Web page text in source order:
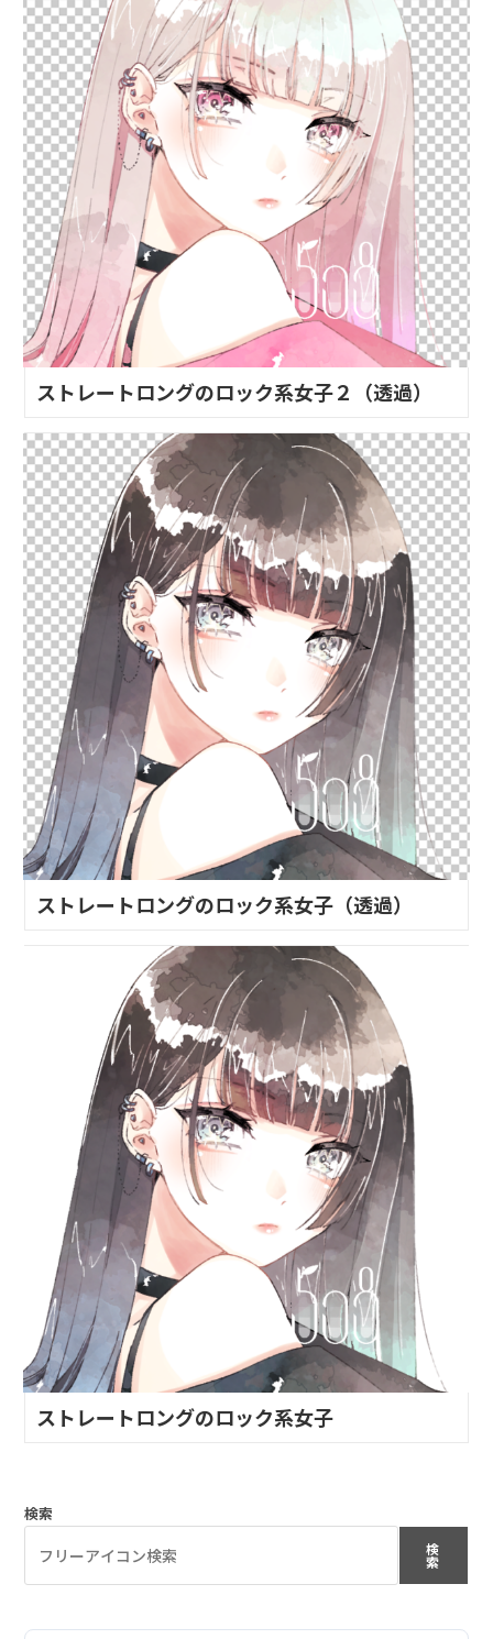
ストレートロングのロック系女子２（透過）
ストレートロングのロック系女子（透過）
ストレートロングのロック系女子
検索
検
索